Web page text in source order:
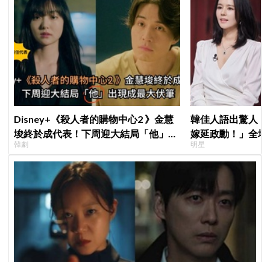
Disney+《殺人者的購物中心2 》金慧
埈終於成代表！下周迎大結局「他」出
現成最大伏筆
韓劇
韓佳人語出驚人
嫁延政勳！」全
實原因笑翻
明星